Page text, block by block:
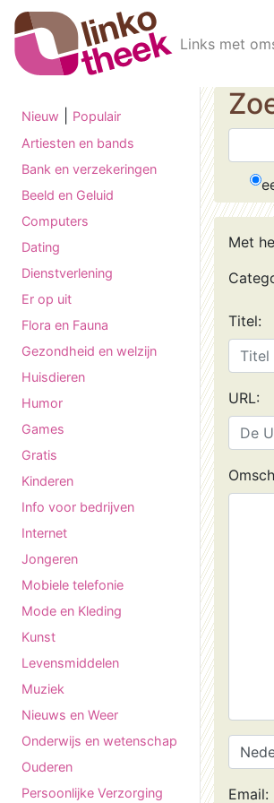
Skip to main content
Links met
Nieuw
Populair
Artiesten en bands
Bank en verzekeringen
Beeld en Geluid
Computers
Dating
Dienstverlening
Er op uit
Flora en Fauna
Gezondheid en welzijn
Huisdieren
Humor
Games
Gratis
Kinderen
Info voor bedrijven
Internet
Jongeren
Mobiele telefonie
Mode en Kleding
Kunst
Levensmiddelen
Muziek
Nieuws en Weer
Onderwijs en wetenschap
Ouderen
Persoonlijke Verzorging
Met
Titel:
URL:
Email: